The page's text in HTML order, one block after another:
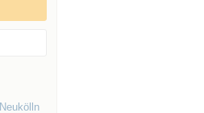
Neukölln